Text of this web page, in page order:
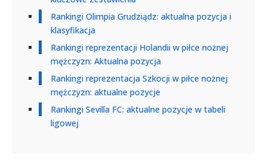
Rankingi Olimpia Grudziądz: aktualna pozycja i
klasyfikacja
Rankingi reprezentacji Holandii w piłce nożnej
mężczyzn: Aktualna pozycja
Rankingi reprezentacja Szkocji w piłce nożnej
mężczyzn: aktualne pozycje
Rankingi Sevilla FC: aktualne pozycje w tabeli
ligowej